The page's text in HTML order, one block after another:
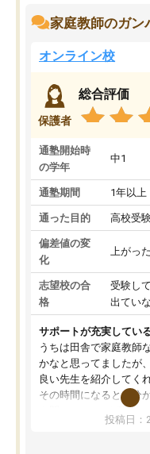
家庭教師のガン
オンライン校
保護者
総合評価
通塾開始時
の学年
中1
通塾期間 1年以上
通った目的 高校受
偏差値の変
化
上がった
志望校の合
格
受験し
出てい
サポートが充実してい
うちは田舎で家庭教師
かなと思ってましたが
良い先生を紹介してく
その時間になると自分
を開いてzoomを繋げる
た！5科目なんでもOK
投稿日：